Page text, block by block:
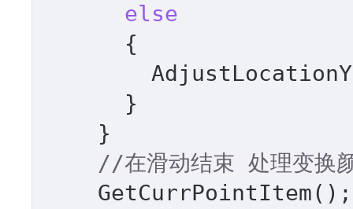
else
//在滑动结束 处理变换